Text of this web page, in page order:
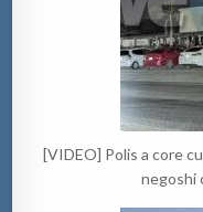
[VIDEO] Polis a core
negoshi